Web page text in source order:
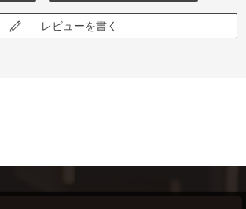
レビューを書く